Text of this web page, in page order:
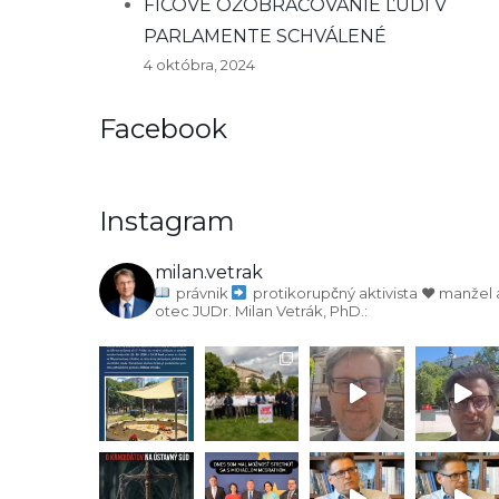
FICOVE OŽOBRAČOVANIE ĽUDÍ V
PARLAMENTE SCHVÁLENÉ
4 októbra, 2024
Facebook
Instagram
milan.vetrak
právnik protikorupčný aktivista ♥️ manžel
otec JUDr. Milan Vetrák, PhD.: